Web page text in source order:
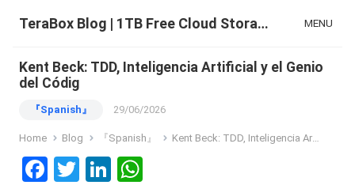
TeraBox Blog | 1TB Free Cloud Storage & All-in-One AI Space MENU
Kent Beck: TDD, Inteligencia Artificial y el Genio
del Códig
『Spanish』 29/06/2026
Home Blog 『Spanish』 Kent Beck: TDD, Inteligencia Artificial y el Genio del Códig
F
T
Li